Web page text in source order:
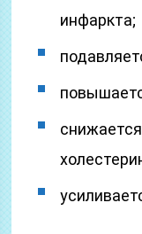
инфаркта;